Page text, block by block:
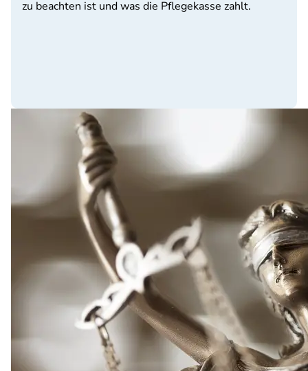
zu beachten ist und was die Pflegekasse zahlt.